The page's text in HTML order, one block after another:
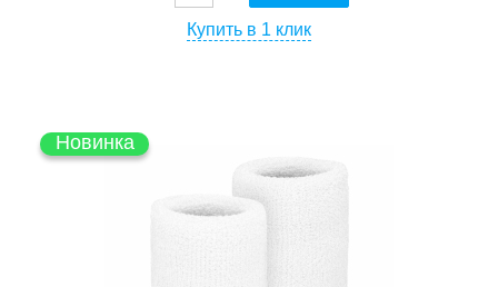
Купить в 1 клик
Новинка